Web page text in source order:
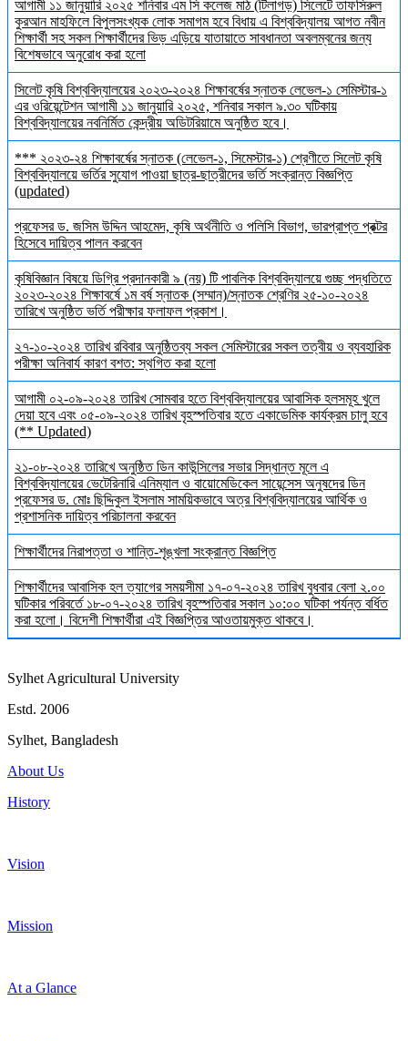
আগামী ১১ জানুয়ারি ২০২৫ শনিবার এম সি কলেজ মাঠ (টিলাগড়) সিলেটে তাফসিরুল
কুরআন মাহফিলে বিপুলসংখ্যক লোক সমাগম হবে বিধায় এ বিশ্ববিদ্যালয় আগত নবীন
শিক্ষার্থী সহ সকল শিক্ষার্থীদের ভিড় এড়িয়ে যাতায়াতে সাবধানতা অবলম্বনের জন্য
বিশেষভাবে অনুরোধ করা হলো
সিলেট কৃষি বিশ্ববিদ্যালয়ের ২০২৩-২০২৪ শিক্ষাবর্ষের স্নাতক লেভেল-১ সেমিস্টার-১
এর ওরিয়েন্টেশন আগামী ১১ জানুয়ারি ২০২৫, শনিবার সকাল ৯.৩০ ঘটিকায়
বিশ্ববিদ্যালয়ের নবনির্মিত কেন্দ্রীয় অডিটরিয়ামে অনুষ্ঠিত হবে।
*** ২০২৩-২৪ শিক্ষাবর্ষের স্নাতক (লেভেল-১, সিমেস্টার-১) শ্রেণীতে সিলেট কৃষি
বিশ্ববিদ্যালয়ে ভর্তির সুযোগ পাওয়া ছাত্র-ছাত্রীদের ভর্তি সংক্রান্ত বিজ্ঞপ্তি
(updated)
প্রফেসর ড. জসিম উদ্দিন আহমেদ, কৃষি অর্থনীতি ও পলিসি বিভাগ, ভারপ্রাপ্ত প্রক্টর
হিসেবে দায়িত্ব পালন করবেন
কৃষিবিজ্ঞান বিষয়ে ডিগ্রি প্রদানকারী ৯ (নয়) টি পাবলিক বিশ্ববিদ্যালয়ে গুচ্ছ পদ্ধতিতে
২০২৩-২০২৪ শিক্ষাবর্ষে ১ম বর্ষ স্নাতক (সম্মান)/স্নাতক শ্রেণির ২৫-১০-২০২৪
তারিখে অনুষ্ঠিত ভর্তি পরীক্ষার ফলাফল প্রকাশ।
২৭-১০-২০২৪ তারিখ রবিবার অনুষ্ঠিতব্য সকল সেমিস্টারের সকল তত্বীয় ও ব্যবহারিক
পরীক্ষা অনিবার্য কারণ বশত: স্থগিত করা হলো
আগামী ০২-০৯-২০২৪ তারিখ সোমবার হতে বিশ্ববিদ্যালয়ের আবাসিক হলসমূহ খুলে
দেয়া হবে এবং ০৫-০৯-২০২৪ তারিখ বৃহস্পতিবার হতে একাডেমিক কার্যক্রম চালু হবে
(** Updated)
২১-০৮-২০২৪ তারিখে অনুষ্ঠিত ডিন কাউন্সিলের সভার সিদ্ধান্ত মূলে এ
বিশ্ববিদ্যালয়ের ভেটেরিনারি এনিম্যাল ও বায়োমেডিকেল সায়েন্সেস অনুষদের ডিন
প্রফেসর ড. মোঃ ছিদ্দিকুল ইসলাম সাময়িকভাবে অত্র বিশ্ববিদ্যালয়ের আর্থিক ও
প্রশাসনিক দায়িত্ব পরিচালনা করবেন
শিক্ষার্থীদের নিরাপত্তা ও শান্তি-শৃঙ্খলা সংক্রান্ত বিজ্ঞপ্তি
শিক্ষার্থীদের আবাসিক হল ত্যাগের সময়সীমা ১৭-০৭-২০২৪ তারিখ বুধবার বেলা ২.০০
ঘটিকার পরিবর্তে ১৮-০৭-২০২৪ তারিখ বৃহস্পতিবার সকাল ১০:০০ ঘটিকা পর্যন্ত বর্ধিত
করা হলো। বিদেশী শিক্ষার্থীরা এই বিজ্ঞপ্তির আওতায়মুক্ত থাকবে।
Sylhet Agricultural University
Estd. 2006
Sylhet, Bangladesh
About Us
History
Vision
Mission
At a Glance